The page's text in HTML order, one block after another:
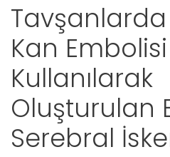
Kan Embolisi
Kullanılarak
Oluşturulan
Serebral